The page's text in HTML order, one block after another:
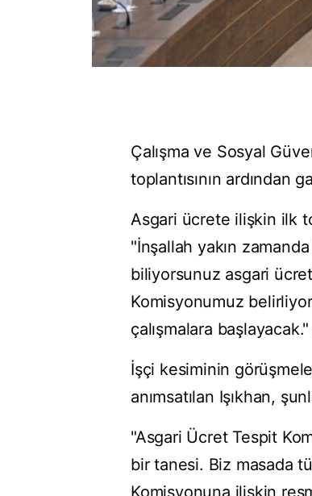
Çalışma ve Sosyal
toplantısının ardından
Asgari ücrete ilişkin ilk
"İnşallah yakın
biliyorsunuz asgari
Komisyonumuz
çalışmalara
İşçi kesiminin
anımsatılan Işıkhan,
"Asgari Ücret Tespit
bir tanesi. Biz masada
Komisyonuna ilişkin